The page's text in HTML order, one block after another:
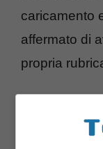
caricamento
affermato di
propria